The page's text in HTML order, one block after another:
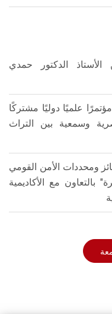
الدكتور حمدي
مؤتمرًا علميًا دوليًا مشتركًا
وسمعية بين التراث
ومحددات الأمن القومي
مع الأكاديمية